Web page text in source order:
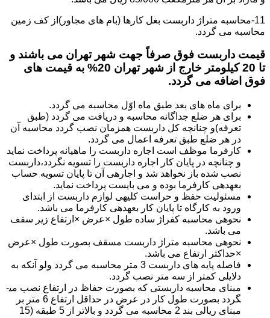
11-محاسبه متراژ داربست بغل کارها (بام های مجاور)از کف زمین
محاسبه می گردد.
قیمت داربست فوق صرفاً جهت شهر تهران می باشند و
تا 20 کیلومتر خارج از شهر تهران 20% به قیمت های
فوق اضافه می گردد.
برای ماه های بعد طبق ماه اوّل محاسبه می گردد.
برای هر ضلع جداگانه محاسبه و دریافت می گردد (طبق
تعرفه)و چنانچه کل داربست همزمان نصب گردد محاسبه آن
در هر ضلع طبق تعرفه اعمال می گردد.
کارفرما موظف است اجاره داربست را ماهیانه پرداخت نماید
و چنانچه در پایان کار اجاره داربست را تسویه نگردد،داربست
نصب شده باز نخواهد شد و اجاره­ی آن تا پایان تسویه حساب
بعهده­ی کارفرما بوده و می بایست پرداخت نماید.
مسئولیت حفظ و حراست کلیه­ی لوازم داربست از ابتدای
ورود به کارگاه تا پایان کار بعهده­ی کارفرما می باشد.
نحوه­ی محاسبه کفراژ ساده طول ×عرض ×ارتفاع زیر سقف
می باشد.
نحوه­ی محاسبه متراژ داربست مسقف بصورت طول ×عرض
×حداکثر ارتفاع می باشد.
فاصله پایه های داربست 3 متر محاسبه می گردد ولو آنکه به
دلایلی کمتر از سه متر نصب گردد.
مبنای محاسبه داربستی که بصورت حفاظ در ارتفاع نصب می­
گردد بصورت طول کار در عرض در حداقل ارتفاع 6 متر بر
مبنای ریالی بند 2 محاسبه می گردد و بالاتر از 5 طبقه (15